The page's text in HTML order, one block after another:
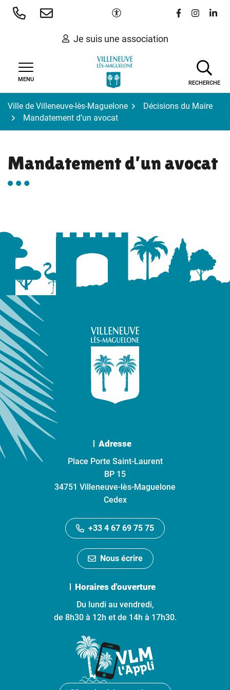
Aller
Paramètres d'accessibilité
Lien vers le
Lien vers
Lien
Je suis une association
MENU
RECHERCHE
Ville de Villeneuve-lès-Maguelone
Décisions du Maire
Mandatement d’un avocat
Mandatement d’un avocat
Adresse
Place Porte Saint-Laurent
BP 15
34751 Villeneuve-lès-Maguelone
Cedex
+33 4 67 69 75 75
Nous écrire
Horaires d'ouverture
Du lundi au vendredi,
de 8h30 à 12h et de 14h à 17h30.